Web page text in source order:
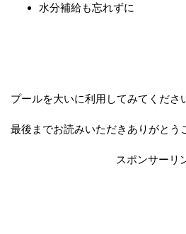
水分補給も忘れずに
プールを大いに利用してみてくださ
最後までお読みいただきありがとう
スポンサーリ